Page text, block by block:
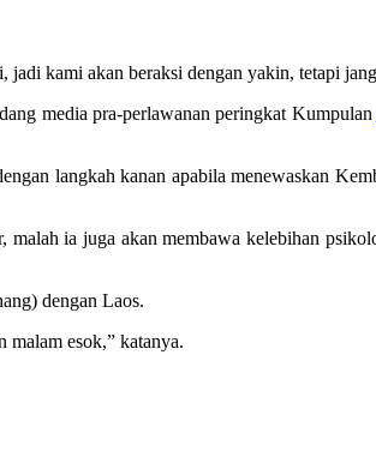
kami akan beraksi dengan yakin, tetapi
media pra-perlawanan peringkat Kumpulan
langkah kanan apabila menewaskan
ia juga akan membawa kelebihan
dengan Laos.
malam esok,” katanya.